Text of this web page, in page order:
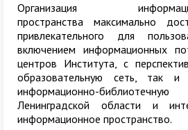
Организация
пространства максимально
привлекательного для
включением информационных
центров Института, с
образовательную сеть, так и
информационно-
Ленинградской области и
информационное пространство.